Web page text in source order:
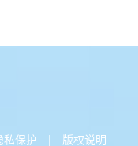
私保护 | 版权说明